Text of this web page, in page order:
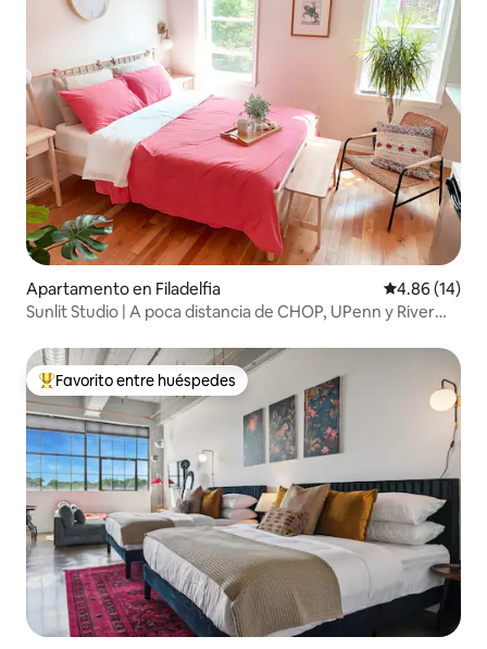
Apartamento en Filadelfia Calificación
4.86 (14)
Sunlit Studio | A poca distancia de CHOP, UPenn y River
Favorito entre huéspedes preferido
Favorito entre huéspedes